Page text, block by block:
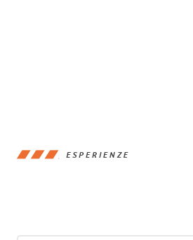
ESPERIENZE